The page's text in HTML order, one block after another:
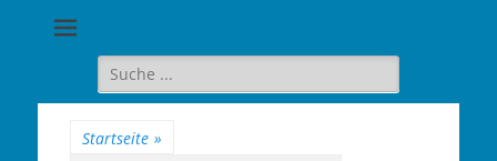
Berlin-
Suche
für:
Startseite »